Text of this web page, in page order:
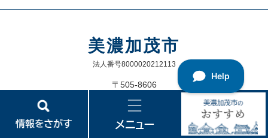
濃
美濃加茂市
法人番号8000020212113
〒505-8606
岐阜県美濃加茂市太田町3431番地1
Tel：0574-25-2111
Fax：0574-25-3917